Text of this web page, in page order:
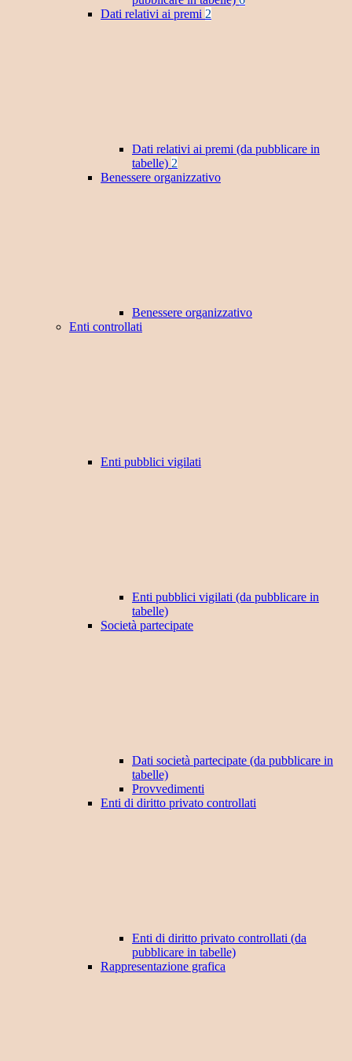
Dati relativi ai premi 2
Dati relativi ai premi (da pubblicare in
tabelle) 2
Benessere organizzativo
Benessere organizzativo
Enti controllati
Enti pubblici vigilati
Enti pubblici vigilati (da pubblicare in
tabelle)
Società partecipate
Dati società partecipate (da pubblicare in
tabelle)
Provvedimenti
Enti di diritto privato controllati
Enti di diritto privato controllati (da
pubblicare in tabelle)
Rappresentazione grafica